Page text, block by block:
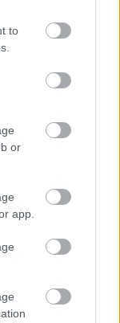
to
or
app.
az